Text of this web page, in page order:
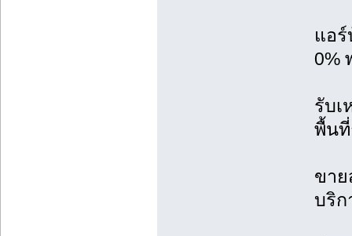
แอ
0%
รับเ
พื้น
ขาย
บริก